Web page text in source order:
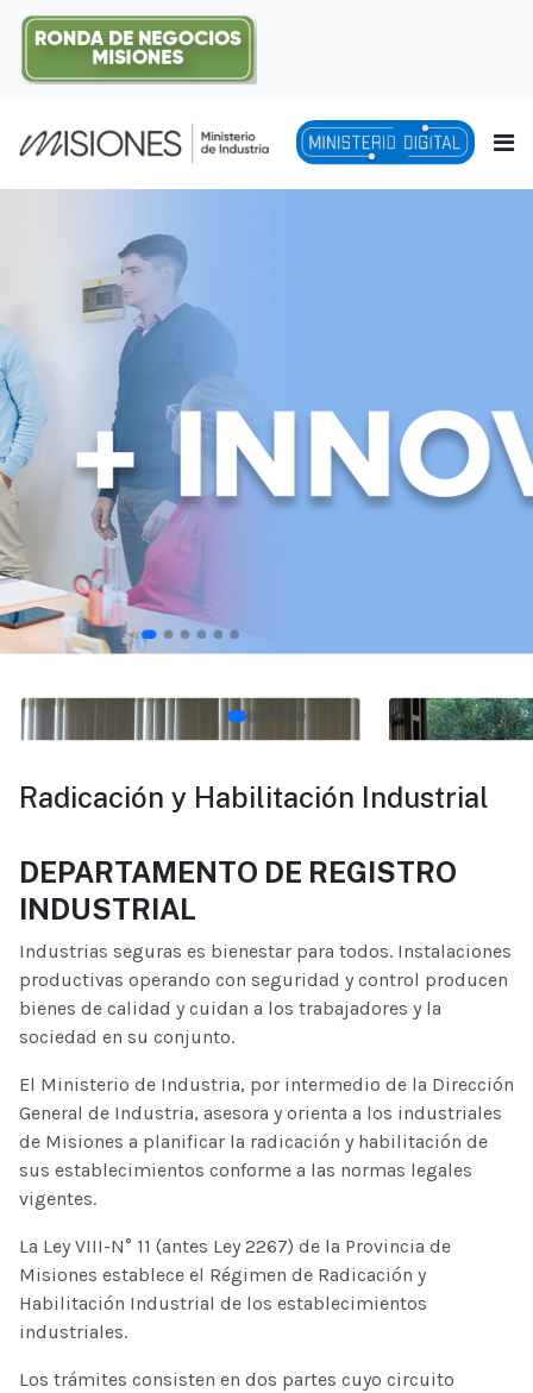
Radicación y Habilitación Industrial
DEPARTAMENTO DE REGISTRO
INDUSTRIAL
Industrias seguras es bienestar para todos. Instalaciones
productivas operando con seguridad y control producen
bienes de calidad y cuidan a los trabajadores y la
sociedad en su conjunto.
El Ministerio de Industria, por intermedio de la Dirección
General de Industria, asesora y orienta a los industriales
de Misiones a planificar la radicación y habilitación de
sus establecimientos conforme a las normas legales
vigentes.
La Ley VIII-N° 11 (antes Ley 2267) de la Provincia de
Misiones establece el Régimen de Radicación y
Habilitación Industrial de los establecimientos
industriales.
Los trámites consisten en dos partes cuyo circuito